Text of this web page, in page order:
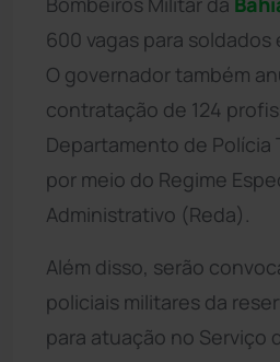
600 vagas para soldados
O governador também
contratação de 124
Departamento de Polícia
por meio do Regime
Administrativo (Reda).
Além disso, serão
policiais militares da
para atuação no Serviço